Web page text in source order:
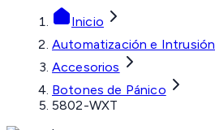
Inicio
Automatización e Intrusión
Accesorios
Botones de Pánico
5802-WXT